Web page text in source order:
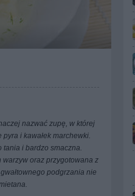
nazwać zupę, w której
i kawałek marchewki.
tania i bardzo smaczna.
oraz przygotowana z
podgrzania nie